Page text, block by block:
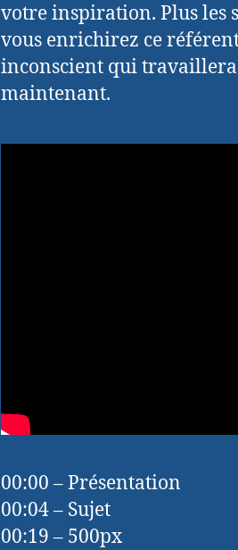
votre inspiration. Plus les
vous enrichirez ce
inconscient qui travaillera
maintenant.
00:00 – Présentation
00:04 – Sujet
00:19 – 500px